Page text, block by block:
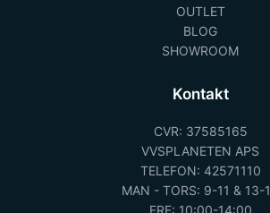
OUTLET
BLOG
SHOWROOM
Kontakt
CVR: 37585165
VVSPLANETEN APS
TELEFON: 42571110
MAN - TORS: 9-11 & 13-
FRE: 10:00-14:00